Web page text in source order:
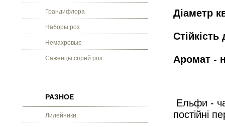
Грандифлора
Наборы роз
Немахровые
Саженцы спрей роз.
РАЗНОЕ
Лилейники.
Діаметр
Аромат -
Ельфи -
постійні